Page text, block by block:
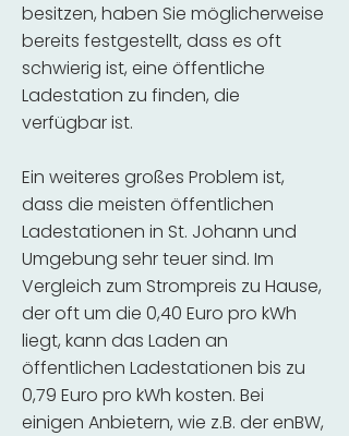
besitzen, haben Sie möglicherweise
bereits festgestellt, dass es oft
schwierig ist, eine öffentliche
Ladestation zu finden, die
verfügbar ist.
Ein weiteres großes Problem ist,
dass die meisten öffentlichen
Ladestationen in St. Johann und
Umgebung sehr teuer sind. Im
Vergleich zum Strompreis zu Hause,
der oft um die 0,40 Euro pro kWh
liegt, kann das Laden an
öffentlichen Ladestationen bis zu
0,79 Euro pro kWh kosten. Bei
einigen Anbietern, wie z.B. der enBW,